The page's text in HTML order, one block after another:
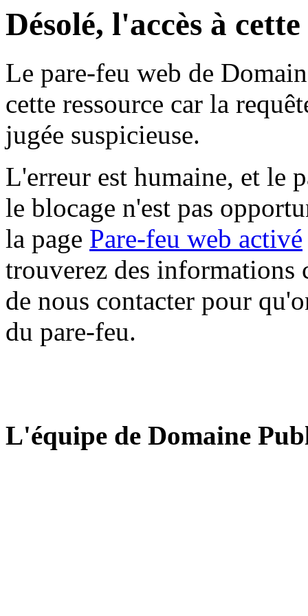
Désolé, l'accès à
Le pare-feu web de
cette ressource car la
jugée suspicieuse.
L'erreur est humaine, et le
le blocage n'est pas
la page Pare-feu web activé
trouverez des informations
de nous contacter pour
du pare-feu.
L'équipe de Domaine